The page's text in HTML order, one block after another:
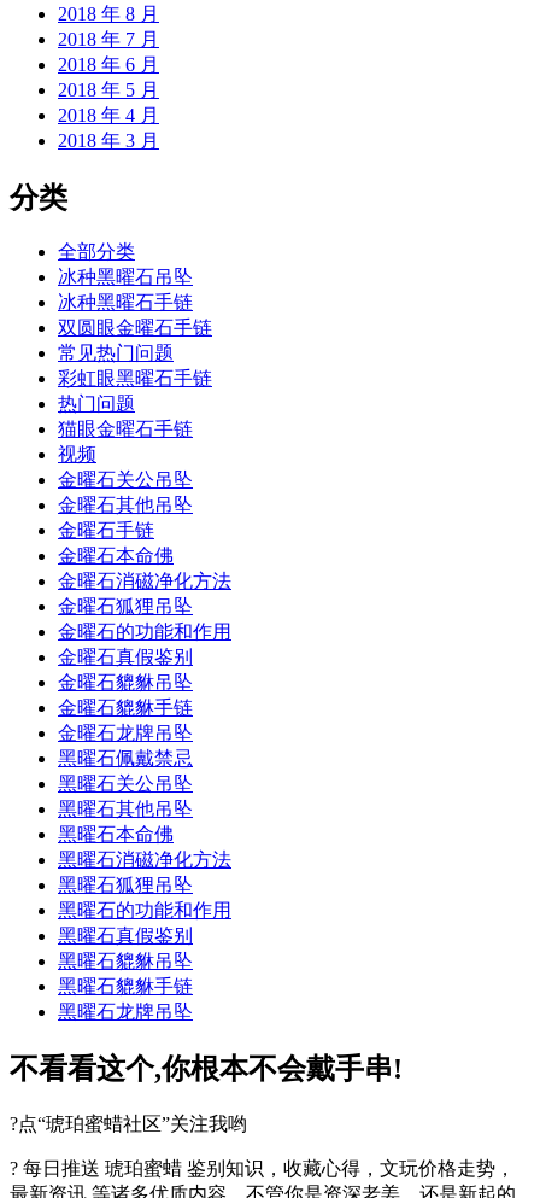
2018 年 8 月
2018 年 7 月
2018 年 6 月
2018 年 5 月
2018 年 4 月
2018 年 3 月
分类
全部分类
冰种黑曜石吊坠
冰种黑曜石手链
双圆眼金曜石手链
常见热门问题
彩虹眼黑曜石手链
热门问题
猫眼金曜石手链
视频
金曜石关公吊坠
金曜石其他吊坠
金曜石手链
金曜石本命佛
金曜石消磁净化方法
金曜石狐狸吊坠
金曜石的功能和作用
金曜石真假鉴别
金曜石貔貅吊坠
金曜石貔貅手链
金曜石龙牌吊坠
黑曜石佩戴禁忌
黑曜石关公吊坠
黑曜石其他吊坠
黑曜石本命佛
黑曜石消磁净化方法
黑曜石狐狸吊坠
黑曜石的功能和作用
黑曜石真假鉴别
黑曜石貔貅吊坠
黑曜石貔貅手链
黑曜石龙牌吊坠
不看看这个,你根本不会戴手串!
?点“琥珀蜜蜡社区”关注我哟
? 每日推送 琥珀蜜蜡 鉴别知识，收藏心得，文玩价格走势，